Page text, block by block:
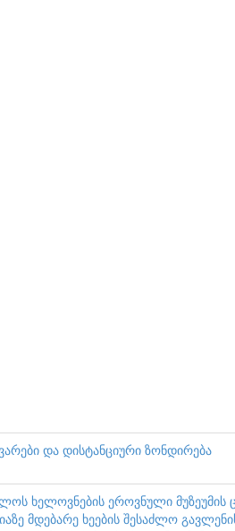
და დისტანციური ზონდირება
ხელოვნების ეროვნული
მდებარე ხეების შესაძლო